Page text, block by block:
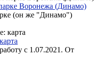
Воронежа (Динамо)
(он же "Динамо")
с 1.07.2021. От